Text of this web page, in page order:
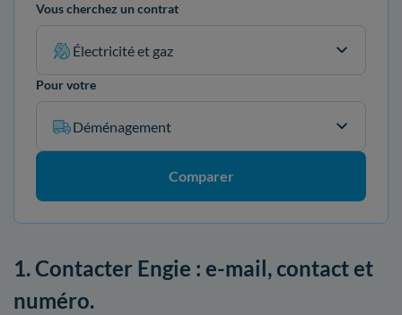
Vous cherchez un contrat
Électricité et gaz
Pour votre
Déménagement
Comparer
1. Contacter Engie : e-mail, contact et
numéro.